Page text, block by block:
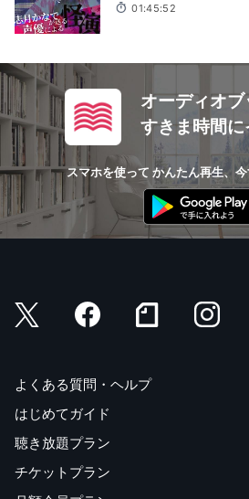
01:45:52
オーディオ
すきま時間に
スマホを使って かんたん再生、
よくある質問・ヘルプ
はじめてガイド
聴き放題プラン
チケットプラン